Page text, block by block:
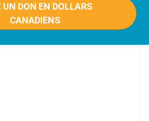
UN DON EN DOLLARS
CANADIENS